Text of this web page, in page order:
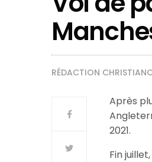
RÉDACTION
Après
2021.
Fin